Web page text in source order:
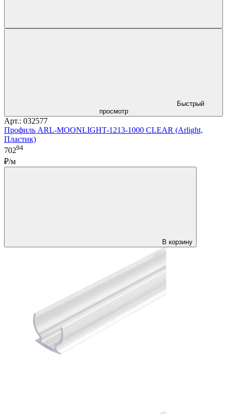
Быстрый
просмотр
Арт.: 032577
Профиль ARL-MOONLIGHT-1213-1000 CLEAR (Arlight,
Пластик)
70294
₽/м
В корзину